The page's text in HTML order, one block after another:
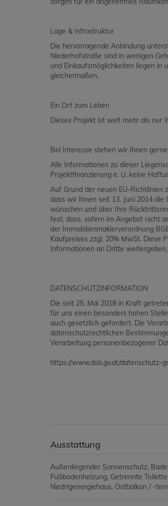
Lage & Infrastruktur
Die hervorragende Anbindung
Niederhofstraße sind in wenigen
und Einkaufsmöglichkeiten liegen in
gleichermaßen.
Ein Ort zum Leben
Dieses Projekt ist weit mehr als nur
Bei Interesse stehen wir Ihnen
Alle Informationen zu dieser
Projektfinanzierung e. U. keine
Auf Grund der neuen EU-
dass wir Ihnen seit 13. Juni 2014
wünschen und über Ihre
fest, dass, sofern im Angebot nicht
der Immobilienmaklerverordnung
Kaufpreises zzgl. 20% MwSt. Diese
Informationen an Dritte weitergeben.
DATENSCHUTZINFORMATION
Die seit 25. Mai 2018 in Kraft
für uns einen besonders hohen
auch gesetzlich gefordert. Die
datenschutzrechtlichen
Verarbeitung personenbezogener
https://www.dsb.gv.at/datenschutz-
Ausstattung
Außenliegender Sonnenschutz
Fußbodenheizung Getrennte
Niedrigenergiehaus Ostbalkon / -